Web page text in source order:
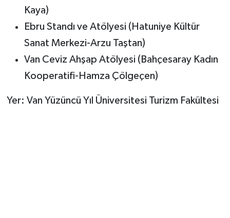
Kaya)
Ebru Standı ve Atölyesi (Hatuniye Kültür
Sanat Merkezi-Arzu Taştan)
Van Ceviz Ahşap Atölyesi (Bahçesaray Kadın
Kooperatifi-Hamza Çölgeçen)
Yer: Van Yüzüncü Yıl Üniversitesi Turizm Fakültesi